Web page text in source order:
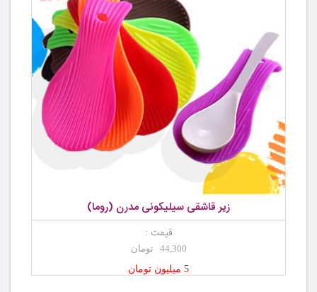
زیر قاشقی سیلیکونی مدرن (روما)
قیمت :
44,300 تومان
5 میلیون تومان